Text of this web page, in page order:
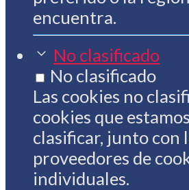
encuentra.
No clasificado
No clasificado
Las cookies no
cookies que
clasificar, junto con
proveedores de
individuales.